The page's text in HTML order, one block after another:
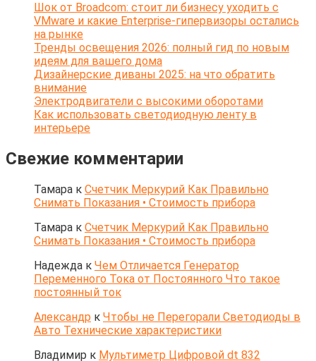
Шок от Broadcom: стоит ли бизнесу уходить с
VMware и какие Enterprise-гипервизоры остались
на рынке
Тренды освещения 2026: полный гид по новым
идеям для вашего дома
Дизайнерские диваны 2025: на что обратить
внимание
Электродвигатели с высокими оборотами
Как использовать светодиодную ленту в
интерьере
Свежие комментарии
Тамара к Счетчик Меркурий Как Правильно
Снимать Показания • Стоимость прибора
Тамара к Счетчик Меркурий Как Правильно
Снимать Показания • Стоимость прибора
Надежда к Чем Отличается Генератор
Переменного Тока от Постоянного Что такое
постоянный ток
Александр к Чтобы не Перегорали Светодиоды в
Авто Технические характеристики
Владимир к Мультиметр Цифровой dt 832